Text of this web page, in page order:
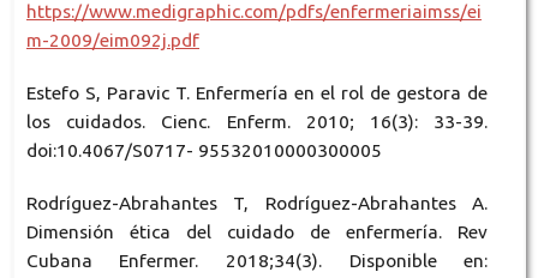
https://www.medigraphic.com/pdfs/enfermeriaimss/ei
m-2009/eim092j.pdf
Estefo S, Paravic T. Enfermería en el rol de gestora de
los cuidados. Cienc. Enferm. 2010; 16(3): 33-39.
doi:10.4067/S0717- 95532010000300005
Rodríguez-Abrahantes T, Rodríguez-Abrahantes A.
Dimensión ética del cuidado de enfermería. Rev
Cubana Enfermer. 2018;34(3). Disponible en: